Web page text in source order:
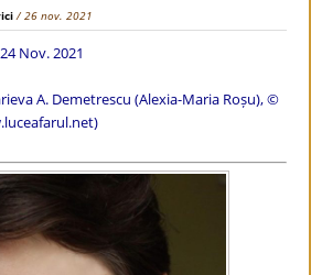
/ 26 nov. 2021
Nov. 2021
A. Demetrescu (Alexia-Maria Roșu), ©